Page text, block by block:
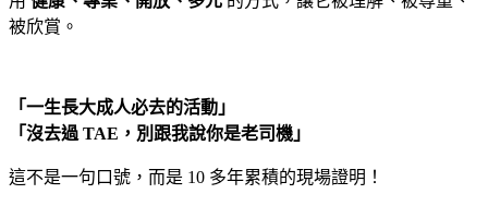
被欣賞。
「一生長大成人必去的活動」
「沒去過 TAE，別跟我說你是老司機」
這不是一句口號，而是 10 多年累積的現場證明！